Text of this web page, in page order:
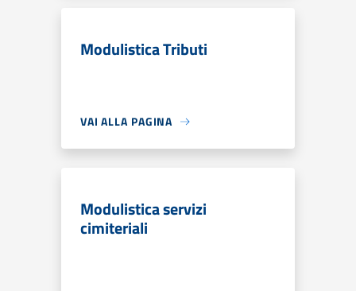
Modulistica Tributi
VAI ALLA PAGINA
Modulistica servizi
cimiteriali